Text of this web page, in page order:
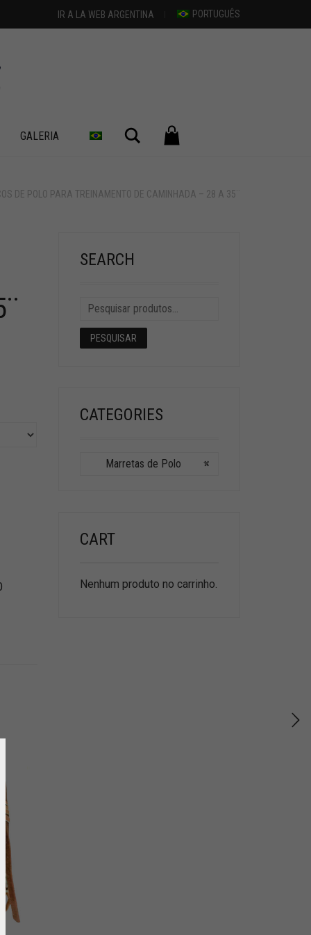
IR A LA WEB ARGENTINA PORTUGUÊS
GALERIA Pesquisar
DE POLO PARA TREINAMENTO DE CAMINHADA – 28 A 35¨
SEARCH
PESQUISAR
CATEGORIES
×
Marretas de Polo
CART
Nenhum produto no carrinho.